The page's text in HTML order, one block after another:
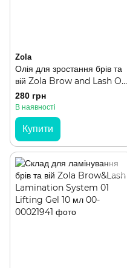
Zola
Олія для зростання брів та
вій Zola Brow and Lash Oil
15 мл
280 грн
В наявності
Купити